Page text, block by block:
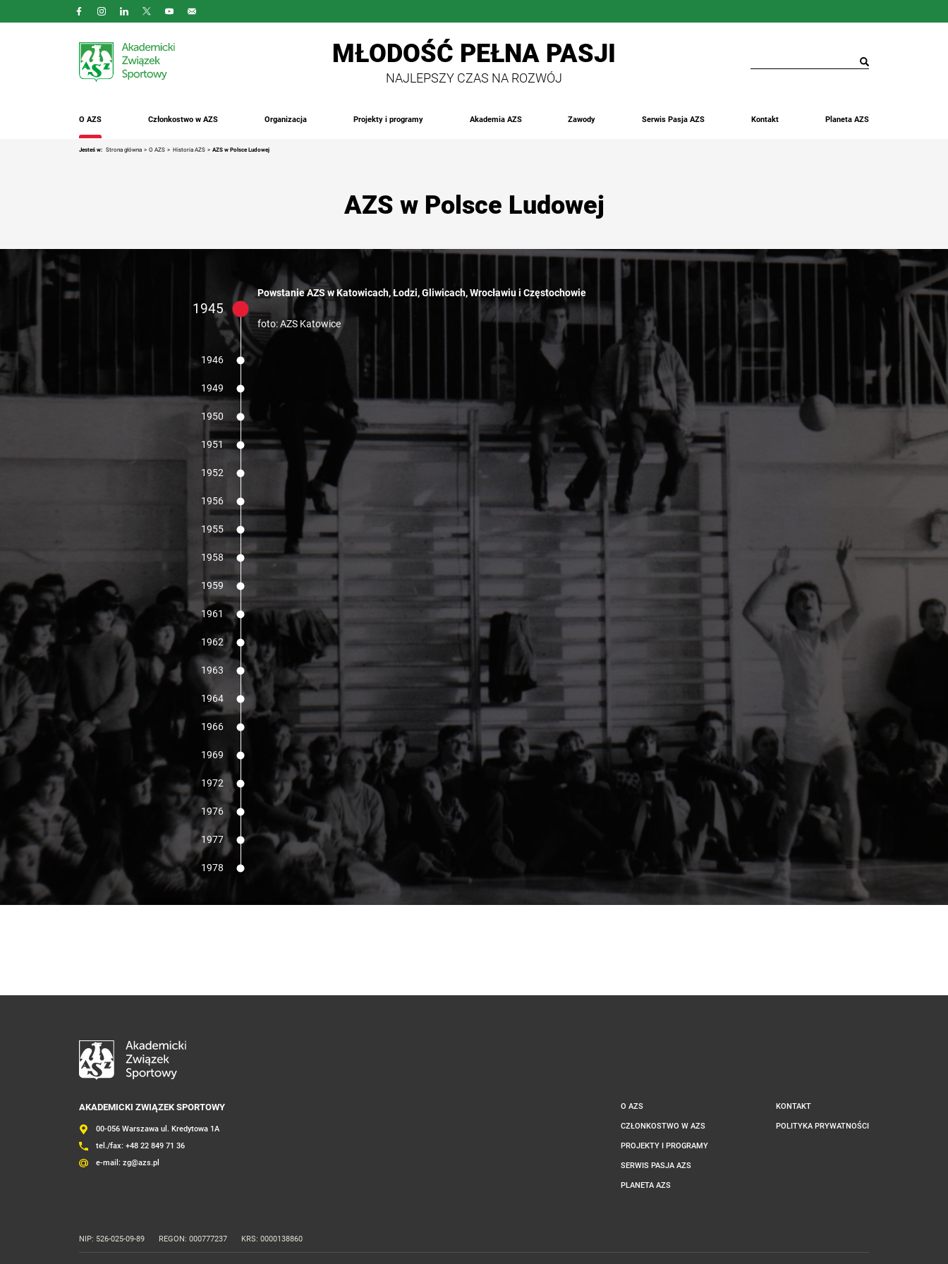
MŁODOŚĆ PEŁNA PASJI
NAJLEPSZY CZAS NA ROZWÓJ
O AZS Członkostwo w AZS Organizacja Projekty i programy Akademia AZS Zawody Serwis Pasja AZS Kontakt Planeta AZS
Jesteś w: Strona główna O AZS Historia AZS AZS w Polsce Ludowej
AZS w Polsce Ludowej
1945
Powstanie AZS w Katowicach, Łodzi, Gliwicach, Wrocławiu i Częstochowie
foto: AZS Katowice
1946
1949
1950
1951
1952
1956
1955
1958
foto: Wilkasy. Zarys dziejów. J. Łapo, G. Białuński, J. Sekta
1959
1961
1962
1963
1964
1966
AZS Zielona Góra
1969
1972
1976
1977
1978
AKADEMICKI ZWIĄZEK SPORTOWY
00-056 Warszawa ul. Kredytowa 1A
tel./fax: +48 22 849 71 36
e-mail: zg@azs.pl
O AZS
CZŁONKOSTWO W AZS
PROJEKTY I PROGRAMY
SERWIS PASJA AZS
PLANETA AZS
KONTAKT
POLITYKA PRYWATNOŚCI
NIP: 526-025-09-89 REGON: 000777237 KRS: 0000138860